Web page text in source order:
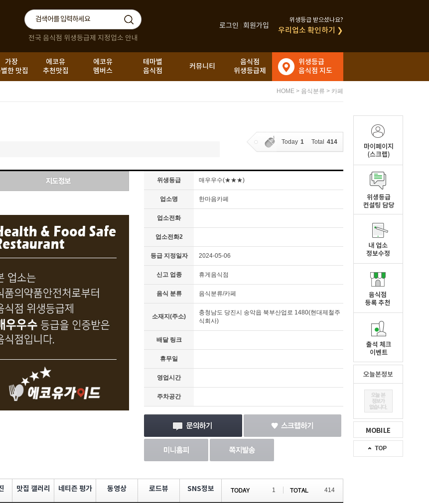
전국 음식점 위생등급제 지정업소 안내
로그인 회원가입
위생등급 받으셨나요?
우리업소 확인하기 ❯
가장
한 맛집
에코유
추천맛집
에코유
멤버스
테마별
음식점
커뮤니티
음식점
위생등급제
위생등급
음식점 지도
HOME > 음식분류 > 카페
Today 1 Total 414
위생등급 매우우수(★★★)
업소명 한마음카페
업소전화
업소전화2
등급 지정일자 2024-05-06
신고 업종 휴게음식점
음식 분류 음식분류/카페
소재지(주소)
충청남도 당진시 송악읍 북부산업로 1480(현대제철주
식회사)
배달 링크
휴무일
영업시간
주차공간
맛집 갤러리 네티즌 평가 동영상 로드뷰 SNS정보 1 414